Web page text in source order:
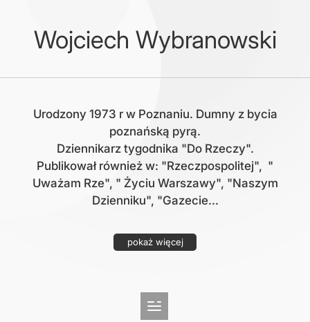
Wojciech Wybranowski
Urodzony 1973 r w Poznaniu. Dumny z bycia
poznańską pyrą.
Dziennikarz tygodnika "Do Rzeczy".
Publikował również w: "Rzeczpospolitej", "
Uważam Rze", " Życiu Warszawy", "Naszym
Dzienniku", "Gazecie...
pokaż więcej